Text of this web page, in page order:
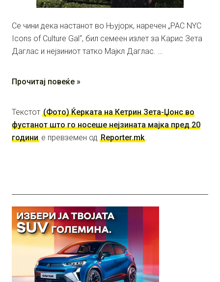
Се чини дека настанот во Њујорк, наречен „PAC NYC
Icons of Culture Gal“, бил семеен излет за Карис Зета
Даглас и нејзиниот татко Мајкл Даглас. …
Прочитај повеќе »
Текстот (Фото) Ќерката на Кетрин Зета-Џонс во
фустанот што го носеше нејзината мајка пред 20
години е превземен од Reporter.mk.